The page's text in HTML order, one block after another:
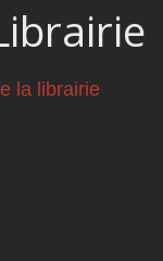
la librairie